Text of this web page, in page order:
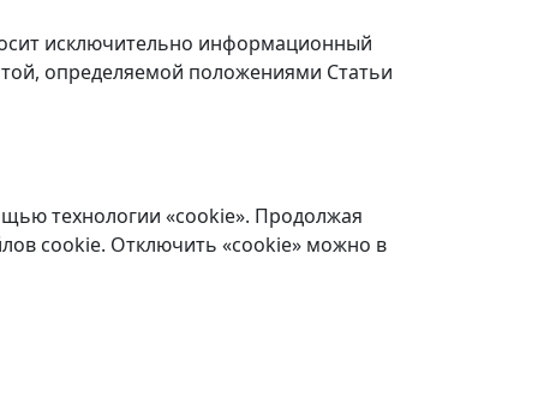
исключительно информационный
определяемой положениями Статьи
технологии «cookie». Продолжая
cookie. Отключить «cookie» можно в